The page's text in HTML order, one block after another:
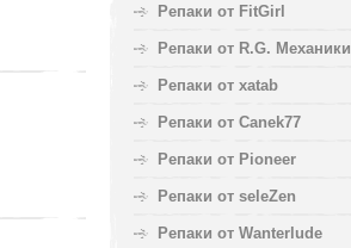
Репаки от FitGirl
Репаки от R.G. Механики
Репаки от xatab
Репаки от Canek77
Репаки от Pioneer
Репаки от seleZen
Репаки от Wanterlude